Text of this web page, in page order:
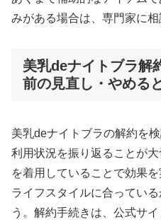
みがある場合は、専門家に
美乳deナイトブラ解
前の見直し・やめる
美乳deナイトブラの解約を
利用状況を振り返ることが
を着用していることで効果
ライフスタイルに合ってい
う。解約手続きは、公式サ